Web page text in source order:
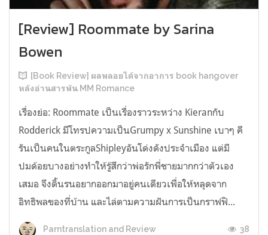
[Review] Roommate by Sarina
Bowen
[Book Review] ผลพลอยได้จากอาการ book hangover
หลังอ่านสารพัน MM Romance
เรื่องย่อ: Roommate เป็นเรื่องราวระหว่าง Kieranกับ
Rodderick มีโทรปความเป็นGrumpy x Sunshine เบาๆ คี
รันเป็นคนในตระกูลShipleyอันโด่งดังประจำเมือง แต่มี
ปมด้อยบางอย่างทำให้รู้สึกว่าพ่อรักพี่ชายมากกว่าตัวเอง
เสมอ จึงดิ้นรนอยากออกมาอยู่คนเดียวเพื่อให้หลุดจาก
อิทธิพลของที่บ้าน และไล่ตามความฝันการเป็นกราฟฟิ...
Parntranslation and Review 38